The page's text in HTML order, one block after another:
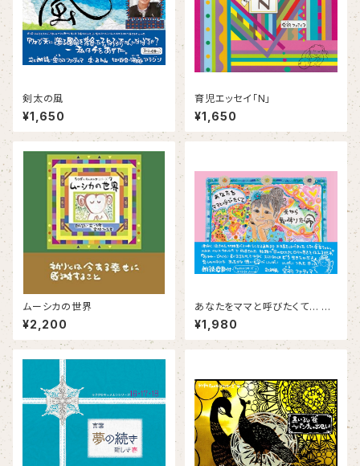
剣太の風
¥1,650
育児エッセイ「N」
¥1,650
ムーシカの世界
¥2,200
あなたをママと呼びたくて… 天
から舞い降りた命
¥1,980